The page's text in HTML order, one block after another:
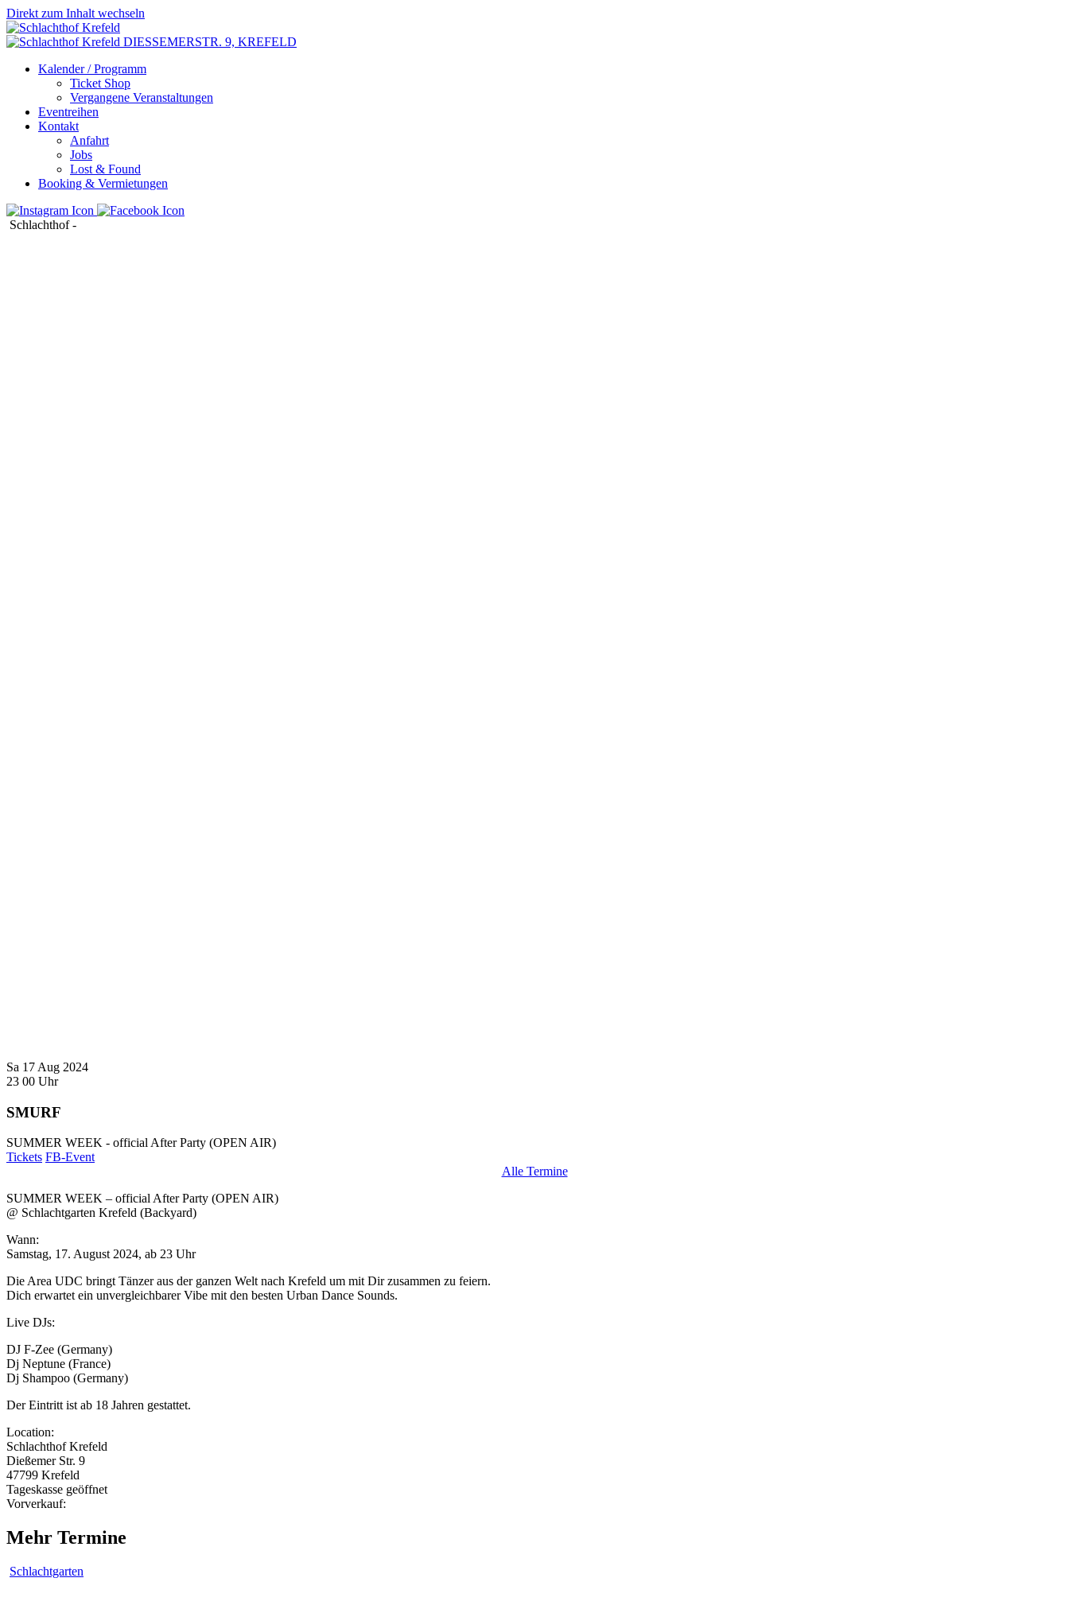
Direkt zum Inhalt wechseln
DIESSEMERSTR. 9, KREFELD
Kalender / Programm
Ticket Shop
Vergangene Veranstaltungen
Eventreihen
Kontakt
Anfahrt
Jobs
Lost & Found
Booking & Vermietungen
Schlachthof-
Sa 17 Aug 2024
23 00 Uhr
SMURF
SUMMER WEEK - official After Party (OPEN AIR)
Tickets FB-Event
Alle Termine
SUMMER WEEK – official After Party (OPEN AIR)
@ Schlachtgarten Krefeld (Backyard)
Wann:
Samstag, 17. August 2024, ab 23 Uhr
Die Area UDC bringt Tänzer aus der ganzen Welt nach Krefeld um mit Dir zusammen zu feiern.
Dich erwartet ein unvergleichbarer Vibe mit den besten Urban Dance Sounds.
Live DJs:
DJ F-Zee (Germany)
Dj Neptune (France)
Dj Shampoo (Germany)
Der Eintritt ist ab 18 Jahren gestattet.
Location:
Schlachthof Krefeld
Dießemer Str. 9
47799 Krefeld
Tageskasse geöffnet
Vorverkauf:
Mehr Termine
Schlachtgarten